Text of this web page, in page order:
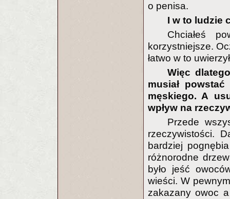
o penisa.
I w to ludzie
Chciałeś
korzystniejsze.
łatwo w to
Więc
musiał
męskiego. A
wpływ na
Przede
rzeczywistości.
bardziej
różnorodne
było jeść
wieści. W
zakazany owoc